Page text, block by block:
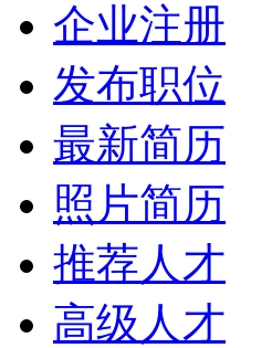
企业注册
发布职位
最新简历
照片简历
推荐人才
高级人才